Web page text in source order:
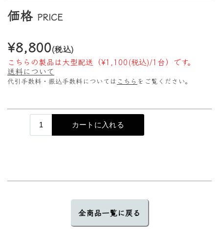
価格 PRICE
¥8,800(税込)
こちらの製品は大型配送（¥1,100(税込)/1台）です。
送料について
代引手数料・振込手数料については こちら をご覧ください。
全商品一覧に戻る